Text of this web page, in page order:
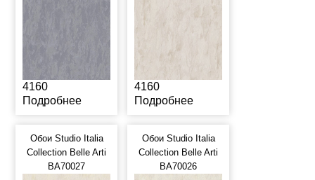
4160
Подробнее
4160
Подробнее
Обои Studio Italia
Collection Belle Arti
BA70027
Обои Studio Italia
Collection Belle Arti
BA70026